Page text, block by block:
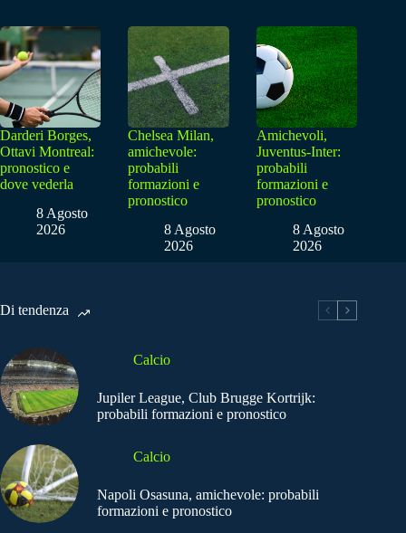
Darderi Borges,
Ottavi Montreal:
pronostico e
dove vederla
8 Agosto
2026
Chelsea Milan,
amichevole:
probabili
formazioni e
pronostico
8 Agosto
2026
Amichevoli,
Juventus-Inter:
probabili
formazioni e
pronostico
8 Agosto
2026
Di tendenza
Calcio
Jupiler League, Club Brugge Kortrijk:
probabili formazioni e pronostico
Calcio
Napoli Osasuna, amichevole: probabili
formazioni e pronostico